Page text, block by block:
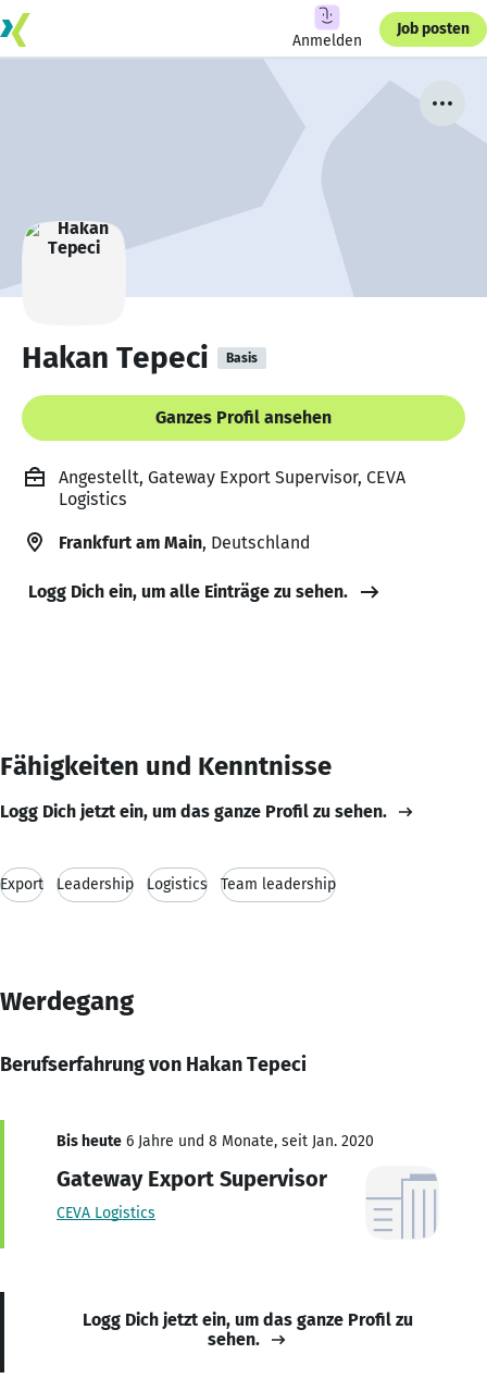
Anmelden
Job posten
Hakan Tepeci Basis
Ganzes Profil ansehen
Angestellt, Gateway Export Supervisor, CEVA
Logistics
Frankfurt am Main, Deutschland
Logg Dich ein, um alle Einträge zu sehen.
Fähigkeiten und Kenntnisse
Logg Dich jetzt ein, um das ganze Profil zu sehen.
Export Leadership Logistics Team leadership
Werdegang
Berufserfahrung von Hakan Tepeci
Bis heute 6 Jahre und 8 Monate, seit Jan. 2020
Gateway Export Supervisor
CEVA Logistics
Logg Dich jetzt ein, um das ganze Profil zu
sehen.